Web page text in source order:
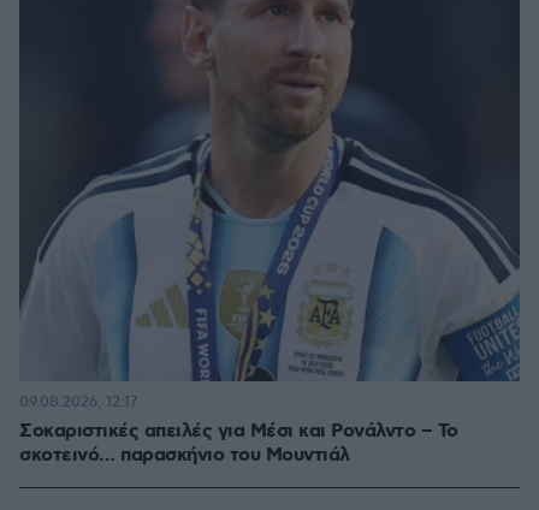
Σοκαριστικές απειλές για Μέσι και Ρονάλντο – Το
σκοτεινό… παρασκήνιο του Μουντιάλ
09.08.2026, 12:17